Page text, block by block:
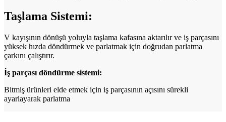
Taşlama Sistemi:
V kayışının dönüşü yoluyla taşlama kafasına aktarılır ve iş parçasını
yüksek hızda döndürmek ve parlatmak için doğrudan parlatma
çarkını çalıştırır.
İş parçası döndürme sistemi:
Bitmiş ürünleri elde etmek için iş parçasının açısını sürekli
ayarlayarak parlatma